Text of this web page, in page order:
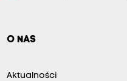
O NAS
Aktualności